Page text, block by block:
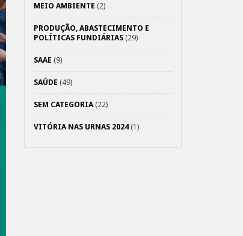
MEIO AMBIENTE (2)
PRODUÇÃO, ABASTECIMENTO E
POLÍTICAS FUNDIÁRIAS(29)
SAAE (9)
SAÚDE (49)
SEM CATEGORIA(22)
VITÓRIA NAS URNAS 2024(1)